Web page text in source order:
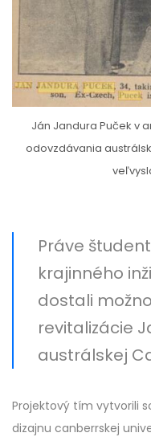
Ján Jandura Puček v
odovzdávania
Práve
krajinného
dostali
revitalizácie
austrálskej
Projektový tím vytvorili
dizajnu canberrskej